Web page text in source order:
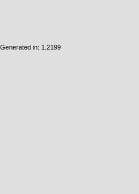
Generated in: 1.2199